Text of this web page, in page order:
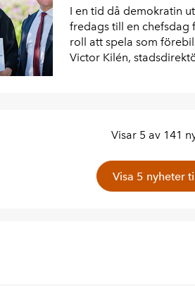
I en tid då demokratin
fredags till en chefsdag
roll att spela som
Victor Kilén,
Visar 5 av 141
Visa 5 nyheter